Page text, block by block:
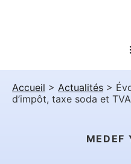
Accueil > Actualités >
d’impôt, taxe soda et
MEDEF